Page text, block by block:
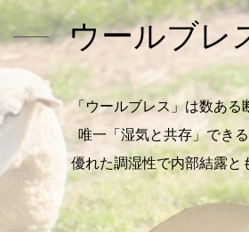
ウールブレ
「ウールブレス」は数ある
唯一「湿気と共存」できる
優れた調湿性で内部結露と